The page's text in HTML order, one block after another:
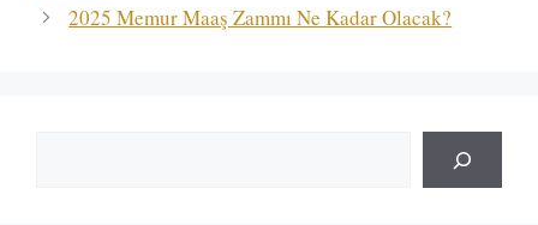
2025 Memur Maaş Zammı Ne Kadar Olacak?